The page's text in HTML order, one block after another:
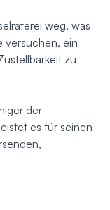
weg, was
versuchen, ein
zu
der
es für seinen